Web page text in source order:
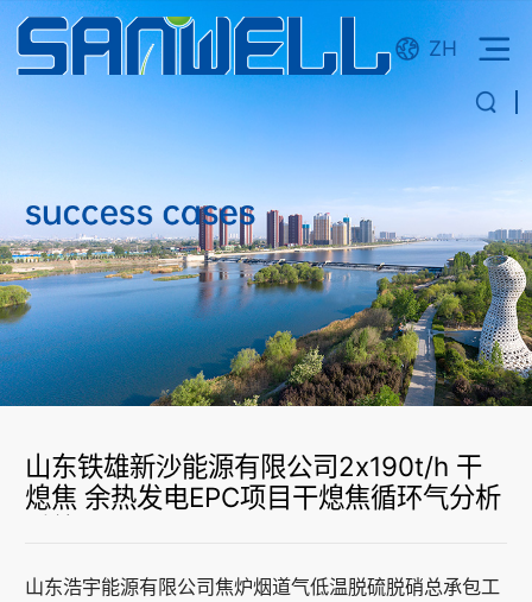
ZH
山东铁雄新沙能源有限公司2x190t/h 干
熄焦 余热发电EPC项目干熄焦循环气分析
山东浩宇能源有限公司焦炉烟道气低温脱硫脱硝总承包工